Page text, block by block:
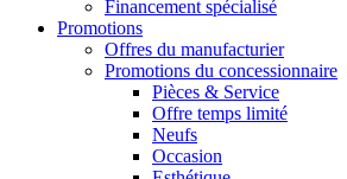
Financement spécialisé
Promotions
Offres du manufacturier
Promotions du concessionnaire
Pièces & Service
Offre temps limité
Neufs
Occasion